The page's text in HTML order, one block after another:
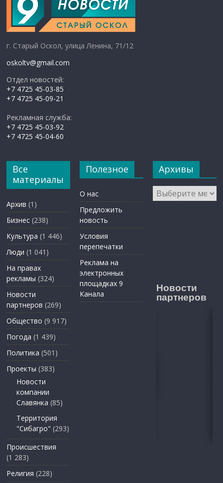
г. Старый Оскол, улица Ленина, 71/12
oskoltv@gmail.com
Отдел новостей:
+7 4725 45-03-85
+7 4725 45-09-21
Рекламная служба:
+7 4725 45-03-92
+7 4725 45-04-60
Все
материалы
Архив (1)
Бизнес (238)
Культура (1 446)
Люди (1 041)
На правах
рекламы (324)
Новости
партнеров (269)
Общество (9 917)
Погода (1 439)
Политика (501)
Проекты (383)
Новости
компании
Славянка (85)
Территория
"Сибагро" (293)
Происшествия
(1 283)
Религия (228)
Полезное
О нас
Предложить
новость
Условия
перепечатки
Реклама на
электронных
площадках 9
Канала
Архивы
Архивы
Новости
партнеров